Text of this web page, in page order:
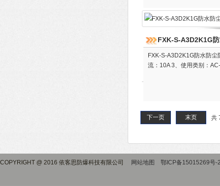
FXK-S-A3D2K1G
FXK-S-A3D2K1G防水防
流：10A 3、使用类别：
共
下一页 末页
COPYRIGHT @ 2016 依客思防爆科技有限公司 网站地图 鄂ICP备15015269号-